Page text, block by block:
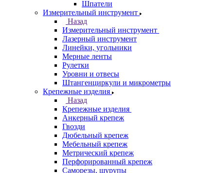
Шпатели
Измерительный инструмент
Назад
Измерительный инструмент
Лазерный инструмент
Линейки, угольники
Мерные ленты
Рулетки
Уровни и отвесы
Штангенциркули и микрометры
Крепежные изделия
Назад
Крепежные изделия
Анкерный крепеж
Гвозди
Дюбельный крепеж
Мебельный крепеж
Метрический крепеж
Перфорированный крепеж
Саморезы, шурупы